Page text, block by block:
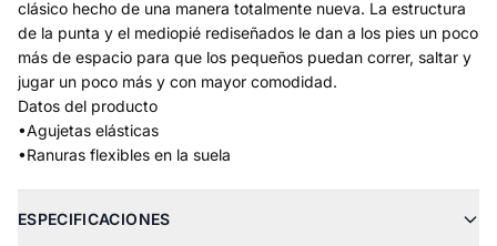
clásico hecho de una manera totalmente nueva. La estructura
de la punta y el mediopié rediseñados le dan a los pies un poco
más de espacio para que los pequeños puedan correr, saltar y
jugar un poco más y con mayor comodidad.
Datos del producto
•Agujetas elásticas
•Ranuras flexibles en la suela
ESPECIFICACIONES